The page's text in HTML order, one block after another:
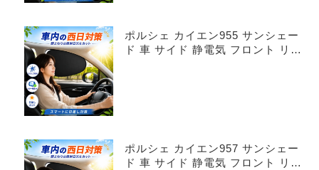
ポルシェ カイエン955 サンシェー
ド 車 サイド 静電気 フロント リア
ポルシェ カイエン957 サンシェー
ド 車 サイド 静電気 フロント リア